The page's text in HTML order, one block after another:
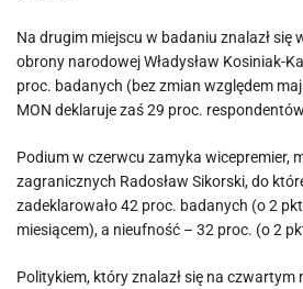
Na drugim miejscu w badaniu znalazł się
obrony narodowej Władysław Kosiniak-
proc. badanych (bez zmian względem
MON deklaruje zaś 29 proc.
Podium w czerwcu zamyka wicepremier,
zagranicznych Radosław Sikorski, do
zadeklarowało 42 proc. badanych (o 2
miesiącem), a nieufność – 32 proc. (o 2
Politykiem, który znalazł się na czwartym